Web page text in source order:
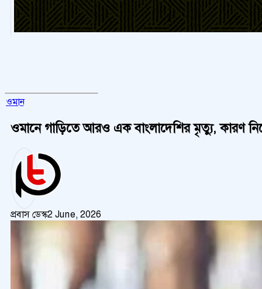
ওমান
ওমানে গাড়িতে আরও এক বাংলাদেশির মৃত্যু, কারণ
প্রবাস ডেস্ক2 June, 2026